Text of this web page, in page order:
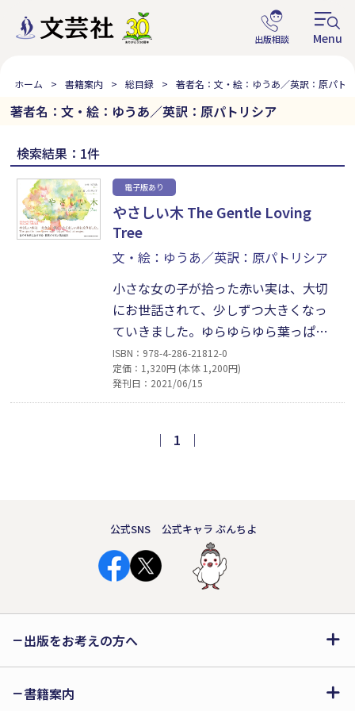
ホーム 書籍案内 総目録 著者名：文・絵：ゆうあ／英訳：原パト
著者名：文・絵：ゆうあ／英訳：原パトリシア
検索結果：1件
電子版あり
やさしい木 The Gentle Loving
Tree
文・絵：ゆうあ／英訳：原パトリシア
小さな女の子が拾った赤い実は、大切
にお世話されて、少しずつ大きくなっ
ていきました。ゆらゆらゆら葉っぱは
楽しそうにゆれています。やさしい木
は大きく、強く、たくましい木になり
ました。ある日、職人たちがやってき
た赤い実が、やさしい星へと導く物語
ISBN：978-4-286-21812-0
定価：1,320円 (本体 1,200円)
発刊日：2021/06/15
｜ 1 ｜
公式SNS 公式キャラ ぶんちよ
出版をお考えの方へ
書籍案内